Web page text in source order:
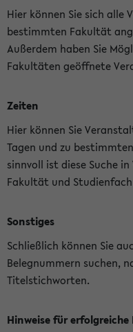
Hier können Sie sich alle
bestimmten Fakultät
Außerdem haben Sie
Fakultäten geöffnete
Zeiten
Hier können Sie
Tagen und zu
sinnvoll ist diese Suche
Fakultät und
Sonstiges
Schließlich können Sie
Belegnummern suchen,
Titelstichworten.
Hinweise für erfolgreiche